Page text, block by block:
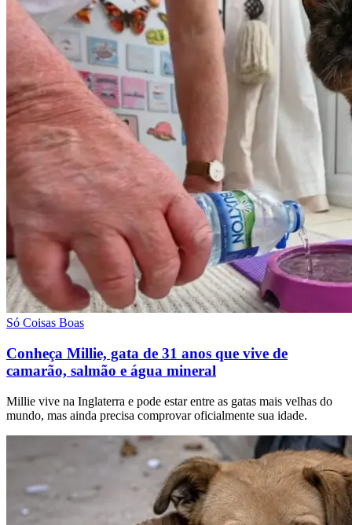
Só Coisas Boas
Conheça Millie, gata de 31 anos que vive de
camarão, salmão e água mineral
Millie vive na Inglaterra e pode estar entre as gatas mais velhas do
mundo, mas ainda precisa comprovar oficialmente sua idade.